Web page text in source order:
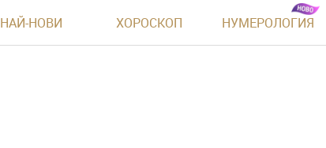
НАЙ-НОВИ ХОРОСКОП НУМЕРОЛОГИЯ